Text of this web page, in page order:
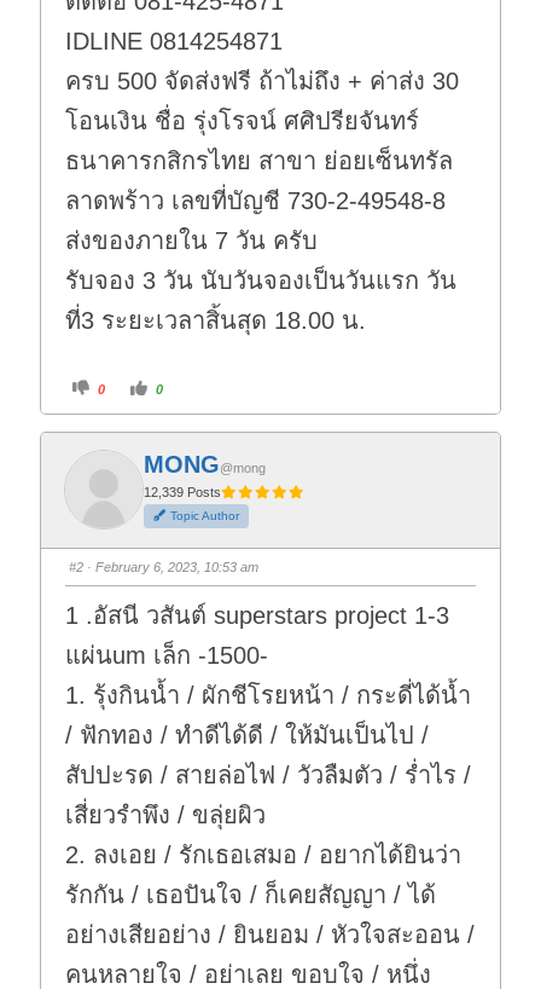
IDLINE 0814254871
ครบ 500 จัดส่งฟรี ถ้าไม่ถึง + ค่าส่ง 30
โอนเงิน ชื่อ รุ่งโรจน์ ศศิปรียจันทร์
ธนาคารกสิกรไทย สาขา ย่อยเซ็นทรัล
ลาดพร้าว เลขที่บัญชี 730-2-49548-8
ส่งของภายใน 7 วัน ครับ
รับจอง 3 วัน นับวันจองเป็นวันแรก วัน
ที่3 ระยะเวลาสิ้นสุด 18.00 น.
C
i
k
f
t
h
m
d
o
n
.
0
C
i
k
o
r
t
h
u
m
u
p
0
MONG@mong
12,339 Posts
Topic Author
#2 · February 6, 2023, 10:53 am
1 .อัสนี วสันต์ superstars project 1-3
แผ่นum เล็ก -1500-
1. รุ้งกินน้ำ / ผักชีโรยหน้า / กระดี่ได้น้ำ
/ ฟักทอง / ทำดีได้ดี / ให้มันเป็นไป /
สัปปะรด / สายล่อไฟ / วัวลืมตัว / ร่ำไร /
เสี่ยวรำพึง / ขลุ่ยผิว
2. ลงเอย / รักเธอเสมอ / อยากได้ยินว่า
รักกัน / เธอปันใจ / ก็เคยสัญญา / ได้
อย่างเสียอย่าง / ยินยอม / หัวใจสะออน /
คนหลายใจ / อย่าเลย ขอบใจ / หนึ่ง